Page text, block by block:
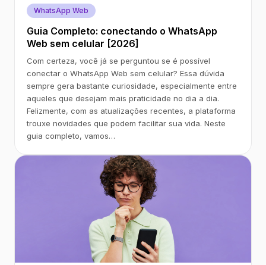
WhatsApp Web
Guia Completo: conectando o WhatsApp
Web sem celular [2026]
Com certeza, você já se perguntou se é possível
conectar o WhatsApp Web sem celular? Essa dúvida
sempre gera bastante curiosidade, especialmente entre
aqueles que desejam mais praticidade no dia a dia.
Felizmente, com as atualizações recentes, a plataforma
trouxe novidades que podem facilitar sua vida. Neste
guia completo, vamos…